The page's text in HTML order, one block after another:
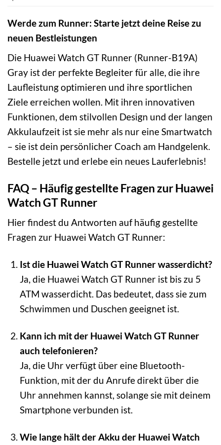
Werde zum Runner: Starte jetzt deine Reise zu
neuen Bestleistungen
Die Huawei Watch GT Runner (Runner-B19A)
Gray ist der perfekte Begleiter für alle, die ihre
Laufleistung optimieren und ihre sportlichen
Ziele erreichen wollen. Mit ihren innovativen
Funktionen, dem stilvollen Design und der langen
Akkulaufzeit ist sie mehr als nur eine Smartwatch
– sie ist dein persönlicher Coach am Handgelenk.
Bestelle jetzt und erlebe ein neues Lauferlebnis!
FAQ – Häufig gestellte Fragen zur Huawei
Watch GT Runner
Hier findest du Antworten auf häufig gestellte
Fragen zur Huawei Watch GT Runner:
Ist die Huawei Watch GT Runner wasserdicht?
Ja, die Huawei Watch GT Runner ist bis zu 5
ATM wasserdicht. Das bedeutet, dass sie zum
Schwimmen und Duschen geeignet ist.
Kann ich mit der Huawei Watch GT Runner
auch telefonieren?
Ja, die Uhr verfügt über eine Bluetooth-
Funktion, mit der du Anrufe direkt über die
Uhr annehmen kannst, solange sie mit deinem
Smartphone verbunden ist.
Wie lange hält der Akku der Huawei Watch